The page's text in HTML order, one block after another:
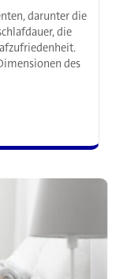
darunter die
die
des